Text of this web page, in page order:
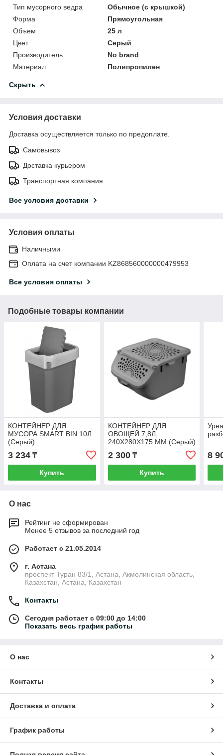
Тип мусорного ведра
Обычное (с крышкой)
Форма
Прямоугольная
Объем
25 л
Цвет
Серый
Производитель
No brand
Материал
Полипропилен
Скрыть
Условия доставки
Доставка осуществляется только по предоплате.
Самовывоз
Доставка курьером
Транспортная компания
Все условия доставки
Условия оплаты
Наличными
Оплата на счет компании KZ868560000000479953
Все условия оплаты
Подобные товары компании
КОНТЕЙНЕР ДЛЯ
МУСОРА SMART BIN 10Л
(Серый)
3 234 ₸
Купить
КОНТЕЙНЕР ДЛЯ
ОВОЩЕЙ 7,8Л,
240Х280Х175 ММ (Серый)
2 300₸
Купить
8
О нас
Рейтинг не сформирован
Менее 5 отзывов за последний год
Работает с 21.05.2014
г. Астана
проспект Туран 83/1, Астана, Акмолинская область,
Казахстан, Астана, Казахстан
Контакты
Сегодня работает с 09:00 до 14:00
Показать весь график работы
О нас
Контакты
Доставка и оплата
График работы